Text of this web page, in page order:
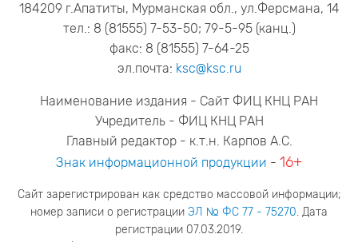
184209 г.Апатиты, Мурманская обл., ул.Ферсмана, 14
тел.: 8 (81555) 7-53-50; 79-5-95 (канц.)
факс: 8 (81555) 7-64-25
эл.почта: ksc@ksc.ru
Наименование издания - Сайт ФИЦ КНЦ РАН
Учредитель - ФИЦ КНЦ РАН
Главный редактор - к.т.н. Карпов А.С.
Знак информационной продукции - 16+
Сайт зарегистрирован как средство массовой информации;
номер записи о регистрации ЭЛ № ФС 77 - 75270. Дата
регистрации 07.03.2019.